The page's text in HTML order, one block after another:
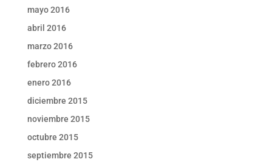
mayo 2016
abril 2016
marzo 2016
febrero 2016
enero 2016
diciembre 2015
noviembre 2015
octubre 2015
septiembre 2015